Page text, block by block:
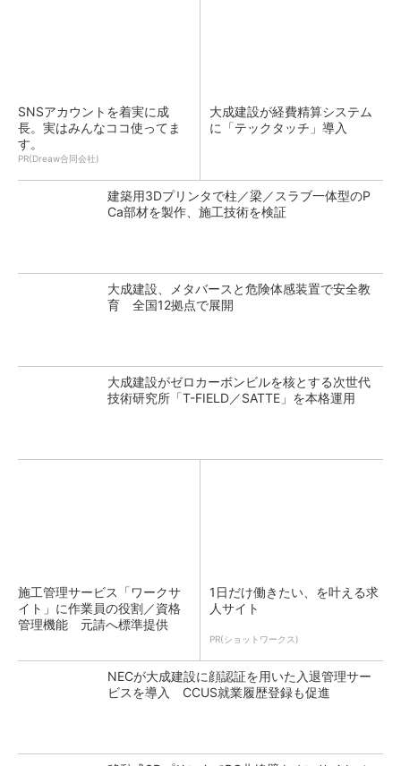
SNSアカウントを着実に成
長。実はみんなココ使ってま
す。
PR(Dreaw合同会社)
大成建設が経費精算システム
に「テックタッチ」導入
建築用3Dプリンタで柱／梁／スラブ一体型のP
Ca部材を製作、施工技術を検証
大成建設、メタバースと危険体感装置で安全教
育 全国12拠点で展開
大成建設がゼロカーボンビルを核とする次世代
技術研究所「T-FIELD／SATTE」を本格運用
施工管理サービス「ワークサ
イト」に作業員の役割／資格
管理機能 元請へ標準提供
1日だけ働きたい、を叶える求
人サイト
PR(ショットワークス)
NECが大成建設に顔認証を用いた入退管理サー
ビスを導入 CCUS就業履歴登録も促進